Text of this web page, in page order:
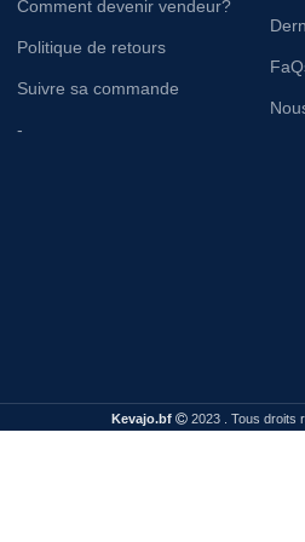
Comment devenir vendeur?
Politique de retours
Suivre sa commande
-
Kevajo.bf 2023 . Tous droits